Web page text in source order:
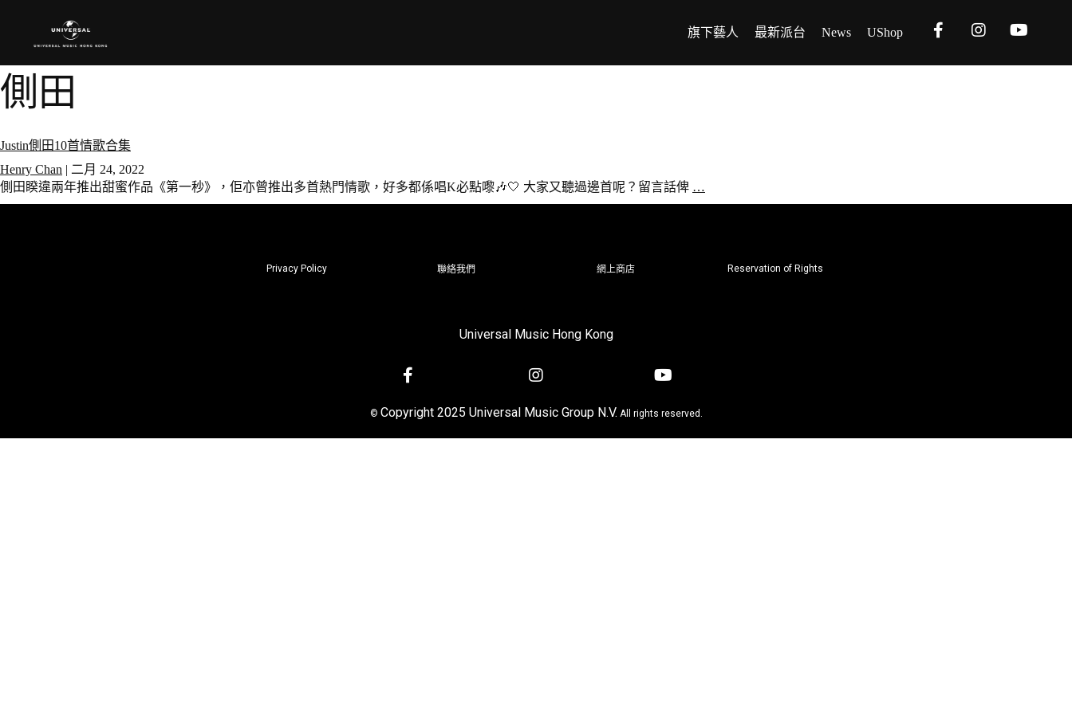
旗下藝人 最新派台 News UShop
側田
Justin側田10首情歌合集
Henry Chan | 二月 24, 2022
側田睽違兩年推出甜蜜作品《第一秒》，佢亦曾推出多首熱門情歌，好多都係唱K必點嚟🎶🤍 大家又聽過邊首呢？留言話俾 …
Privacy Policy 聯絡我們 網上商店 Reservation of Rights
Universal Music Hong Kong
© Copyright 2025 Universal Music Group N.V. All rights reserved.